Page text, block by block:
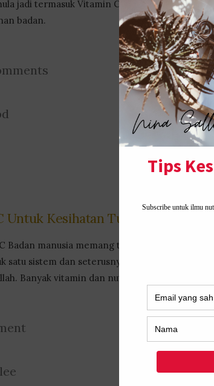
jadi termasuk Vitamin C & Nutriferon
badan.
Kesihatan Tubuh Badan
Badan manusia memang terdiri daripada
sistem dan seterusnya jadi tubuh badan
Banyak vitamin dan nutrisi…